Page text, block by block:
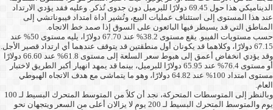
الديناميكي هذا حول 69.45 دولارًا للبرميل دون جدوى تُذكر. وعليه فقد يؤدي الارتداد
عند هذا المستوى إلى استئناف عمليات البيع، وتُشير أداة امتداد فيبوناتشي إلى
المناطق التي قد يسيطر فيها البائعون على السوق إذا صمد خط الاتجاه.
حسب مستويات الفيبو. يقع مستوى 38.2% عند 67.70 دولارًا، يليه مستوى 50% عند
67.15 دولارًا، وكلاهما قد يكونان أول منطقتين قد يتوقف عندهما أي ارتداد قصير الأجل.
وقد يؤدي انخفاض أعمق إلى هبوط سعر السلعة إلى مستوى 61.8% عند 66.60 دولارًا
أو مستوى 76.4% عند 65.95 دولارًا للبرميل، بينما قد يمهد انهيار أكبر الطريق لاختبار
مستوى امتداد 100% عند 64.82 دولارًا، وهو ما يتماشى مع هدف الاتجاه الهبوطي
العام.
وبالنظر إلى المتوسطات المتحركة، نجد أن كلاً من المتوسط المتحرك البسيط لـ 100
يوم والمتوسط المتحرك البسيط لـ 200 يوم لا يزالان أعلى من السعر ويتجهان نحو